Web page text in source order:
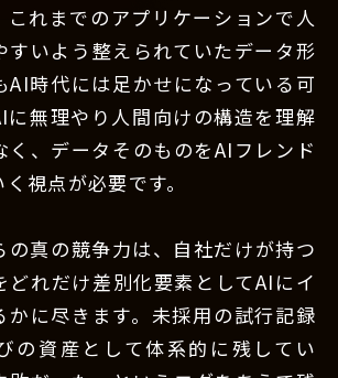
これまでのアプリケーションで人
すいよう整えられていたデータ形
AI時代には足かせになっている可
に無理やり人間向けの構造を理解
く、データそのものをAIフレンド
視点が必要です。
の真の競争力は、自社だけが持つ
どれだけ差別化要素としてAIにイ
かに尽きます。未採用の試行記録
の資産として体系的に残してい